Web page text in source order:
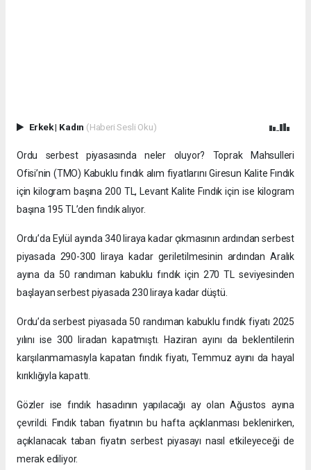
Erkek| Kadın (Haberi Sesli Oku)
Ordu serbest piyasasında neler oluyor? Toprak Mahsulleri
Ofisi’nin (TMO) Kabuklu fındık alım fiyatlarını Giresun Kalite Fındık
için kilogram başına 200 TL, Levant Kalite Fındık için ise kilogram
başına 195 TL’den fındık alıyor.
Ordu’da Eylül ayında 340 liraya kadar çıkmasının ardından serbest
piyasada 290-300 liraya kadar geriletilmesinin ardından Aralık
ayına da 50 randıman kabuklu fındık için 270 TL seviyesinden
başlayan serbest piyasada 230 liraya kadar düştü.
Ordu’da serbest piyasada 50 randıman kabuklu fındık fiyatı 2025
yılını ise 300 liradan kapatmıştı. Haziran ayını da beklentilerin
karşılanmamasıyla kapatan fındık fiyatı, Temmuz ayını da hayal
kırıklığıyla kapattı.
Gözler ise fındık hasadının yapılacağı ay olan Ağustos ayına
çevrildi. Fındık taban fiyatının bu hafta açıklanması beklenirken,
açıklanacak taban fiyatın serbest piyasayı nasıl etkileyeceği de
merak ediliyor.